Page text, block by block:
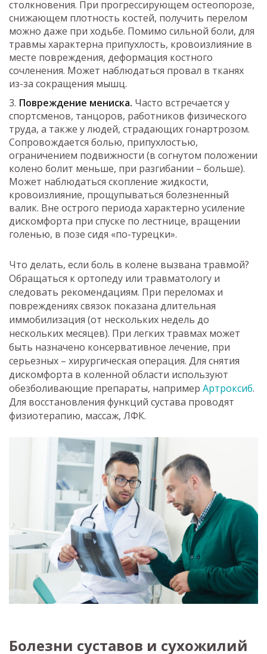
столкновения. При прогрессирующем остеопорозе,
снижающем плотность костей, получить перелом
можно даже при ходьбе. Помимо сильной боли, для
травмы характерна припухлость, кровоизлияние в
месте повреждения, деформация костного
сочленения. Может наблюдаться провал в тканях
из-за сокращения мышц.
Повреждение мениска. Часто встречается у
спортсменов, танцоров, работников физического
труда, а также у людей, страдающих гонартрозом.
Сопровождается болью, припухлостью,
ограничением подвижности (в согнутом положении
колено болит меньше, при разгибании – больше).
Может наблюдаться скопление жидкости,
кровоизлияние, прощупываться болезненный
валик. Вне острого периода характерно усиление
дискомфорта при спуске по лестнице, вращении
голенью, в позе сидя «по-турецки».
Что делать, если боль в колене вызвана травмой?
Обращаться к ортопеду или травматологу и
следовать рекомендациям. При переломах и
повреждениях связок показана длительная
иммобилизация (от нескольких недель до
нескольких месяцев). При легких травмах может
быть назначено консервативное лечение, при
серьезных – хирургическая операция. Для снятия
дискомфорта в коленной области используют
обезболивающие препараты, например Артроксиб.
Для восстановления функций сустава проводят
физиотерапию, массаж, ЛФК.
Болезни суставов и сухожилий